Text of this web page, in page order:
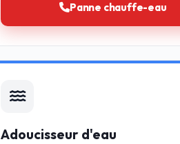
Panne chauffe-eau
Adoucisseur d'eau